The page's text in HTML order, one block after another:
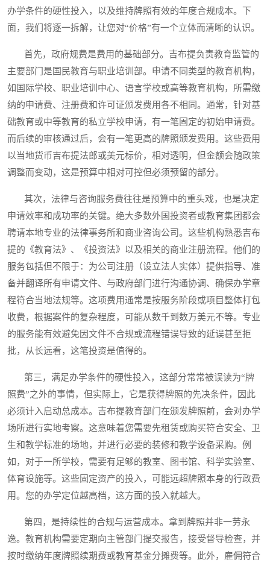
办学条件的硬性投入，以及维持牌照有效的年度合规成本。下
面，我们将逐一拆解，让您对“价格”有一个立体而清晰的认识。
首先，政府规费是费用的基础部分。吉布提负责教育监管的
主要部门是国民教育与职业培训部。申请不同类型的教育机构，
如国际学校、职业培训中心、语言学校或高等教育机构，所需缴
纳的申请费、注册费和许可证颁发费用各不相同。通常，针对基
础教育或中等教育的私立学校申请，有一笔固定的初始申请费。
而后续的审核通过后，会有一笔更高的牌照颁发费用。这些费用
以当地货币吉布提法郎或美元标价，相对透明，但金额会随政策
调整而变动，这是预算中相对可控但必须预留的部分。
其次，法律与咨询服务费往往是预算中的重头戏，也是决定
申请效率和成功率的关键。绝大多数外国投资者或教育集团都会
聘请本地专业的法律事务所和商业咨询公司。这些机构熟悉吉布
提的《教育法》、《投资法》以及相关的商业注册流程。他们的
服务包括但不限于：为公司注册（设立法人实体）提供指导、准
备并翻译所有申请文件、与政府部门进行沟通协调、确保办学章
程符合当地法规等。这项费用通常是按服务阶段或项目整体打包
收费，根据案件的复杂程度，可能从数千到数万美元不等。专业
的服务能有效避免因文件不合规或流程错误导致的延误甚至拒
批，从长远看，这笔投资是值得的。
第三，满足办学条件的硬性投入，这部分常常被误读为“牌
照费”之外的事情，但实际上，它是获得牌照的先决条件，因此
必须计入启动总成本。吉布提教育部门在颁发牌照前，会对办学
场所进行实地考察。这意味着您需要先租赁或购买符合安全、卫
生和教学标准的场地，并进行必要的装修和教学设备采购。例
如，对于一所学校，需要有足够的教室、图书馆、科学实验室、
体育设施等。这些固定资产的投入，可能远超牌照本身的行政费
用。您的办学定位越高档，这方面的投入就越大。
第四，是持续性的合规与运营成本。拿到牌照并非一劳永
逸。教育机构需要定期向主管部门提交报告，接受督导检查，并
按时缴纳年度牌照续期费或教育基金分摊费等。此外，雇佣符合